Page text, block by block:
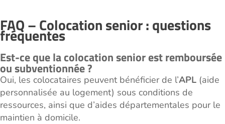
FAQ – Colocation senior : questions
fréquentes
Est-ce que la colocation senior est remboursée
ou subventionnée ?
Oui, les colocataires peuvent bénéficier de l’APL (aide
personnalisée au logement) sous conditions de
ressources, ainsi que d’aides départementales pour le
maintien à domicile.